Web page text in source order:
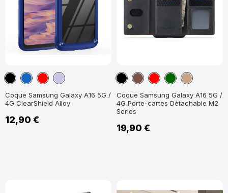
NoirBleuRouge
Violet
Coque Samsung Galaxy A16 5G /
4G ClearShield Alloy
12,90 €
NoirMarronRouge
VertMarron
Coque Samsung Galaxy A16 5G /
4G Porte-cartes Détachable M2
Series
19,90 €